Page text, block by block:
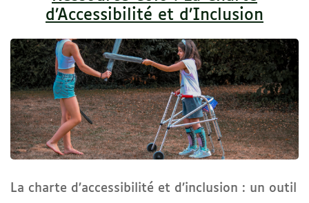
d’Accessibilité et d’Inclusion
La charte d’accessibilité et d’inclusion : un outil